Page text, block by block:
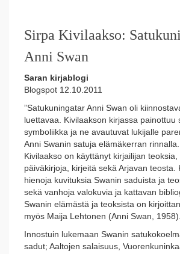
Sirpa Kivilaakso:
Anni Swan
Saran kirjablogi
Blogspot 12.10.2011
”Satukuningatar Anni Swan oli
luettavaa. Kivilaakson kirjassa painottuu
symboliikka ja ne avautuvat lukijalle
Anni Swanin satuja elämäkerran
Kivilaakso on käyttänyt kirjailijan
päiväkirjoja, kirjeitä sekä Arjavan teosta.
hienoja kuvituksia Swanin saduista ja
sekä vanhoja valokuvia ja kattavan
Swanin elämästä ja teoksista on
myös Maija Lehtonen (Anni Swan, 1958).
Innostuin lukemaan Swanin
sadut; Aaltojen salaisuus,